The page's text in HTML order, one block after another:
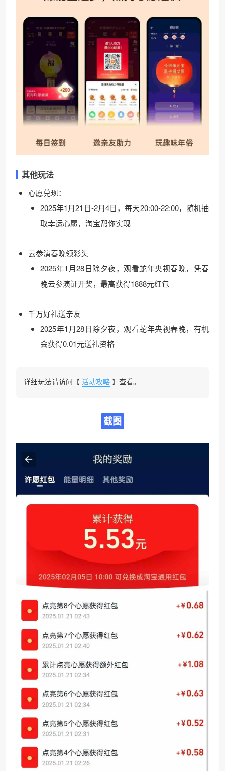
其他玩法
心愿兑现：
2025年1月21日-2月4日，每天20:00-22:00，随机抽
取幸运心愿，淘宝帮你实现
云参演春晚领彩头
2025年1月28日除夕夜，观看蛇年央视春晚，凭春
晚云参演证开奖，最高获得1888元红包
千万好礼送亲友
2025年1月28日除夕夜，观看蛇年央视春晚，有机
会获得0.01元送礼资格
详细玩法请访问【 活动攻略 】查看。
截图